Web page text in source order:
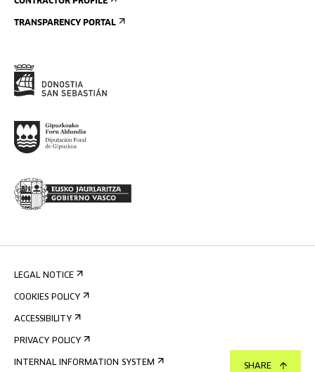
SHARE
TRANSPARENCY PORTAL
LEGAL NOTICE
COOKIES POLICY
ACCESSIBILITY
PRIVACY POLICY
INTERNAL INFORMATION SYSTEM